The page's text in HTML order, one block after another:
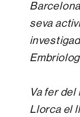
seva
Va fer
Llorca el